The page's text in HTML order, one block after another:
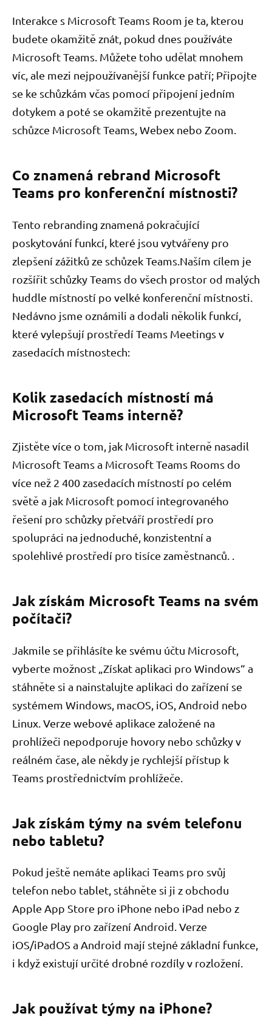
Interakce s Microsoft Teams Room je ta, kterou
budete okamžitě znát, pokud dnes používáte
Microsoft Teams. Můžete toho udělat mnohem
víc, ale mezi nejpoužívanější funkce patří; Připojte
se ke schůzkám včas pomocí připojení jedním
dotykem a poté se okamžitě prezentujte na
schůzce Microsoft Teams, Webex nebo Zoom.
Co znamená rebrand Microsoft
Teams pro konferenční místnosti?
Tento rebranding znamená pokračující
poskytování funkcí, které jsou vytvářeny pro
zlepšení zážitků ze schůzek Teams.Naším cílem je
rozšířit schůzky Teams do všech prostor od malých
huddle místností po velké konferenční místnosti.
Nedávno jsme oznámili a dodali několik funkcí,
které vylepšují prostředí Teams Meetings v
zasedacích místnostech:
Kolik zasedacích místností má
Microsoft Teams interně?
Zjistěte více o tom, jak Microsoft interně nasadil
Microsoft Teams a Microsoft Teams Rooms do
více než 2 400 zasedacích místností po celém
světě a jak Microsoft pomocí integrovaného
řešení pro schůzky přetváří prostředí pro
spolupráci na jednoduché, konzistentní a
spolehlivé prostředí pro tisíce zaměstnanců. .
Jak získám Microsoft Teams na svém
počítači?
Jakmile se přihlásíte ke svému účtu Microsoft,
vyberte možnost „Získat aplikaci pro Windows“ a
stáhněte si a nainstalujte aplikaci do zařízení se
systémem Windows, macOS, iOS, Android nebo
Linux. Verze webové aplikace založené na
prohlížeči nepodporuje hovory nebo schůzky v
reálném čase, ale někdy je rychlejší přístup k
Teams prostřednictvím prohlížeče.
Jak získám týmy na svém telefonu
nebo tabletu?
Pokud ještě nemáte aplikaci Teams pro svůj
telefon nebo tablet, stáhněte si ji z obchodu
Apple App Store pro iPhone nebo iPad nebo z
Google Play pro zařízení Android. Verze
iOS/iPadOS a Android mají stejné základní funkce,
i když existují určité drobné rozdíly v rozložení.
Jak používat týmy na iPhone?